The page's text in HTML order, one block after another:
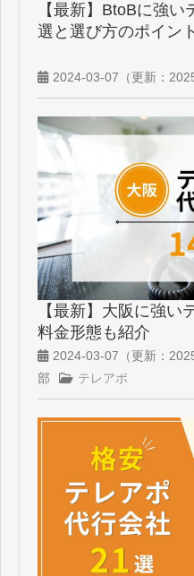
【最新】BtoBに強
選と選び方のポイント
2024-03-07 （更新：
【最新】大阪に強い
料金形態も紹介
2024-03-07 （更新：
部
テレアポ